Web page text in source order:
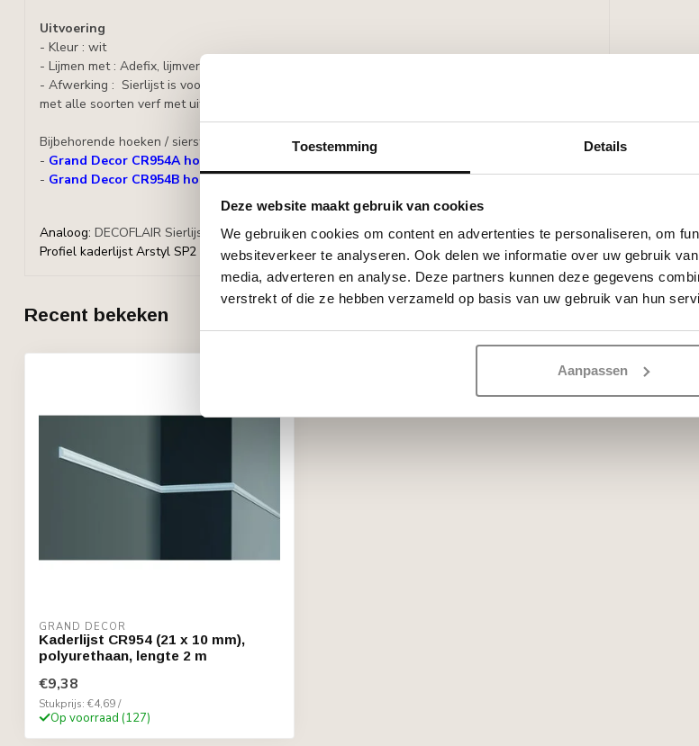
Toestemming Details
Deze website maakt gebruik van cookies
We gebruiken cookies om content en advertenties te personaliseren, om
websiteverkeer te analyseren. Ook delen we informatie over uw gebruik
media, adverteren en analyse. Deze partners kunnen deze gegevens
verstrekt of die ze hebben verzameld op basis van uw gebruik van hun
Aanpassen
Uitvoering
- Kleur : wit
- Lijmen met : Adefix, lijmverbruik: 7 - 8 meter lijst per lijmkoker.
- Afwerking : Sierlijst is voorbehandeld met een watergedragen witte primer, overschilderbaar
met alle soorten verf met uitzondering van silicaathoudende verven.
Bijbehorende hoeken / sierstukjes voor kaderlijst CR954:
- Grand Decor CR954A hoekbochten (130 x 130 mm), set (4 stuks)
- Grand Decor CR954B hoekbochten (80 x 80 mm), set (= 4 stuks)
Analoog: DECOFLAIR Sierlijst wand SP2 9x2,2x200 cmProfiel kaderlijst CR954 (21 x 10 mm) ~
Profiel kaderlijst Arstyl SP2 (22 x 9 mm)
Recent bekeken
GRAND DECOR
Kaderlijst CR954 (21 x 10 mm),
polyurethaan, lengte 2 m
€9,38
Stukprijs: €4,69 /
Op voorraad (127)